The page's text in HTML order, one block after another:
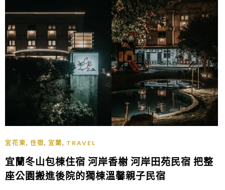
宜花東, 住宿, 宜蘭, TRAVEL
宜蘭冬山包棟住宿 河岸香榭 河岸田苑民宿 把整
座公園搬進後院的獨棟溫馨親子民宿